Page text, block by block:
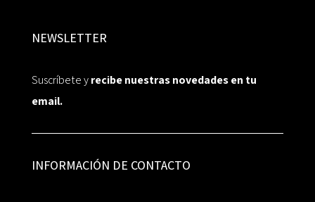
NEWSLETTER
Suscríbete yrecibe nuestras novedades en tu
email.
INFORMACIÓN DE CONTACTO